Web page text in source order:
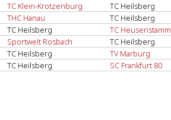
TC Klein-Krotzenburg TC Heilsberg
THC Hanau TC Heilsberg
TC Heilsberg TC Heusenstamm
Sportwelt Rosbach TC Heilsberg
TC Heilsberg TV Marburg
TC Heilsberg SC Frankfurt 80